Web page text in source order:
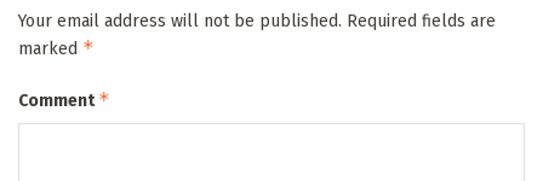
Your email address will not be published. Required fields are
marked *
Comment*